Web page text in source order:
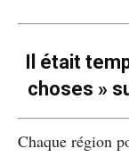
Il était
choses »
Chaque région